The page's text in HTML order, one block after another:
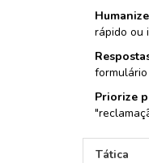
rápido ou
Priorize
Tática